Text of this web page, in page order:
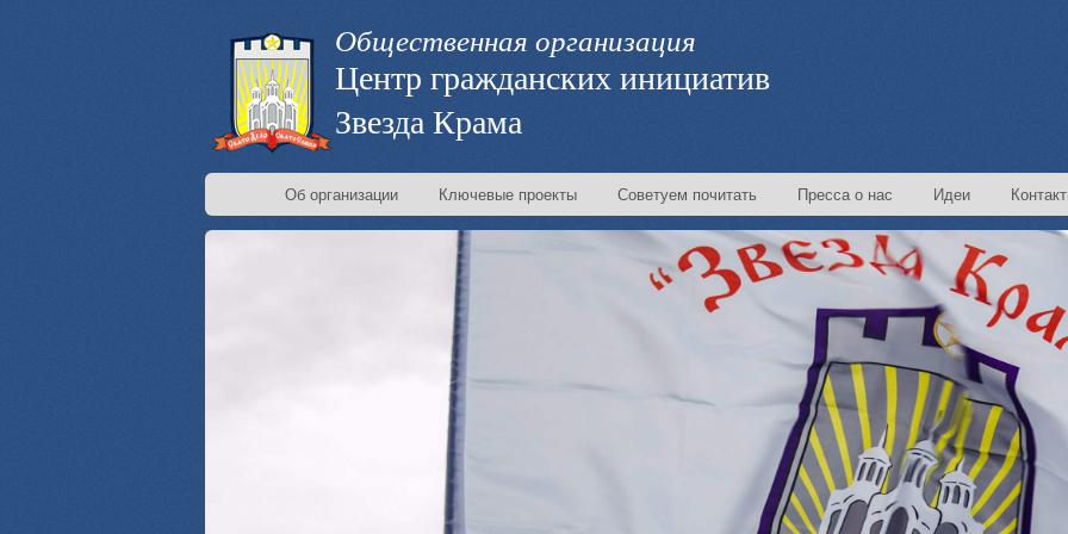
Общественная организация
Центр гражданских инициатив
Звезда Крама
Об организации Ключевые проекты Советуем почитать Пресса о нас Идеи